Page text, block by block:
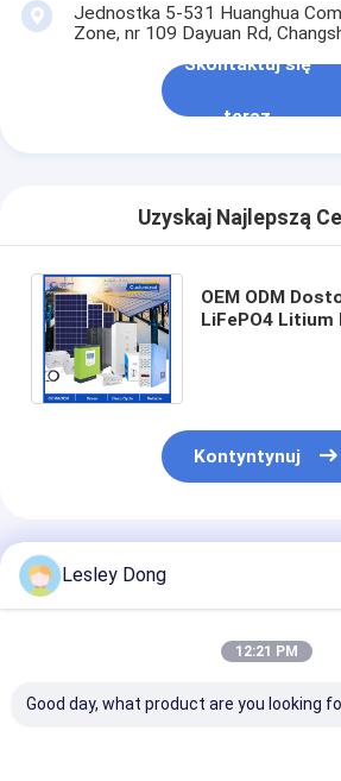
Jednostka 5-531 Huanghua
Zone, nr 109 Dayuan Rd,
Skontaktuj się
teraz
Uzyskaj Najlepszą
OEM ODM
LiFePO4
Kontyntynuj
Polecane Produkty
Lesley Dong
12:21 PM
Good day, what product are you looking